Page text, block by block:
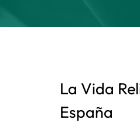
La Vida
España